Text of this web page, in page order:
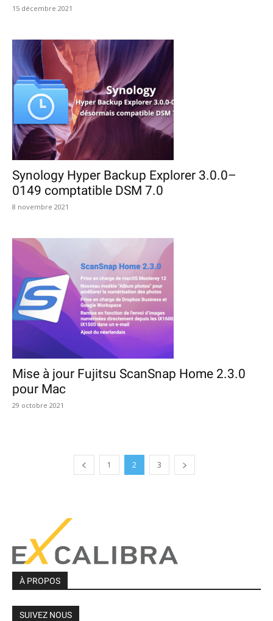
15 décembre 2021
Synology Hyper Backup Explorer 3.0.0–
0149 comptatible DSM 7.0
8 novembre 2021
Mise à jour Fujitsu ScanSnap Home 2.3.0
pour Mac
29 octobre 2021
1 2 3
À PROPOS
SUIVEZ NOUS